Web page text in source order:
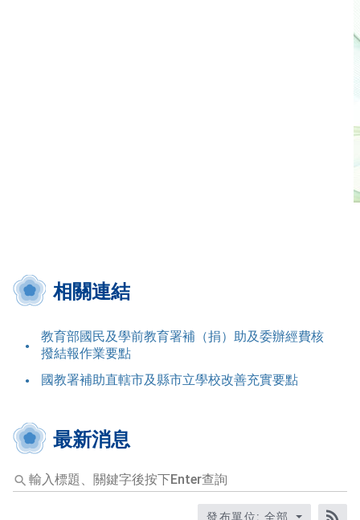
相關連結
教育部國民及學前教育署補（捐）助及委辦經費核
撥結報作業要點
國教署補助直轄市及縣市立學校改善充實要點
最新消息
輸
入
發布單位: 全部